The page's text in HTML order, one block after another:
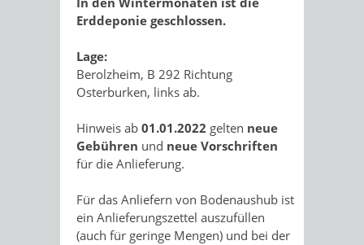
Erddeponie geschlossen.
Lage:
Berolzheim, B 292 Richtung
Osterburken, links ab.
Hinweis ab 01.01.2022 gelten neue
Gebühren und neue Vorschriften
für die Anlieferung.
Für das Anliefern von Bodenaushub ist
ein Anlieferungszettel auszufüllen
(auch für geringe Mengen) und bei der